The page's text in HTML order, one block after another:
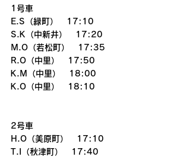
1号車
E.S（緑町）　17:10
S.K（中新井）　17:20
M.O（若松町）　17:35
R.O（中里）　17:50
K.M（中里）　18:00
K.O（中里）　18:10
2号車
H.O（美原町）　17:10
T.I（秋津町）　17:40